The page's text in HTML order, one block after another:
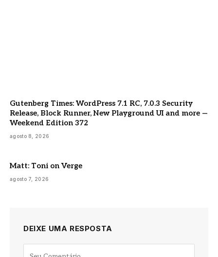
Gutenberg Times: WordPress 7.1 RC, 7.0.3 Security
Release, Block Runner, New Playground UI and more —
Weekend Edition 372
agosto 8, 2026
Matt: Toni on Verge
agosto 7, 2026
DEIXE UMA RESPOSTA